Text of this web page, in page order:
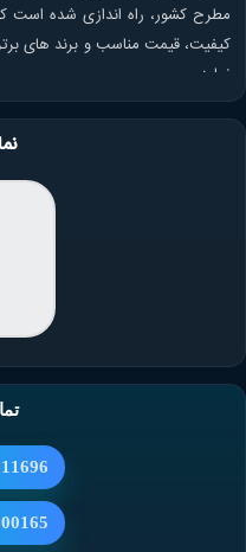
مطرح کشور، راه اندازی شده است
کیفیت، قیمت مناسب و برند های
نماید.